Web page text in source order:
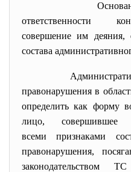
ответственности
совершение им деяния,
состава
правонарушения в
определить как форму
лицо,
всеми признаками
правонарушения,
законодательством